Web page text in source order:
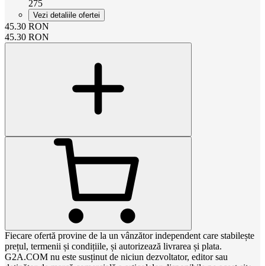
275
Vezi detaliile ofertei
45.30 RON
45.30 RON
Fiecare ofertă provine de la un vânzător independent care stabilește
prețul, termenii și condițiile, și autorizează livrarea și plata.
G2A.COM nu este susținut de niciun dezvoltator, editor sau